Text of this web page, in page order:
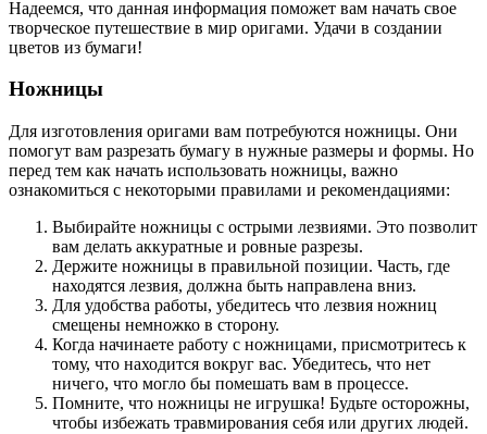
Надеемся, что данная информация поможет вам начать свое
творческое путешествие в мир оригами. Удачи в создании
цветов из бумаги!
Ножницы
Для изготовления оригами вам потребуются ножницы. Они
помогут вам разрезать бумагу в нужные размеры и формы. Но
перед тем как начать использовать ножницы, важно
ознакомиться с некоторыми правилами и рекомендациями:
Выбирайте ножницы с острыми лезвиями. Это позволит
вам делать аккуратные и ровные разрезы.
Держите ножницы в правильной позиции. Часть, где
находятся лезвия, должна быть направлена вниз.
Для удобства работы, убедитесь что лезвия ножниц
смещены немножко в сторону.
Когда начинаете работу с ножницами, присмотритесь к
тому, что находится вокруг вас. Убедитесь, что нет
ничего, что могло бы помешать вам в процессе.
Помните, что ножницы не игрушка! Будьте осторожны,
чтобы избежать травмирования себя или других людей.